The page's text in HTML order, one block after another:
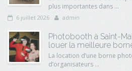
plus importantes dans ...
6 juillet 2026 admin
Photobooth à Saint-
louer la meilleure
La location d’une borne
d’organisateurs ...